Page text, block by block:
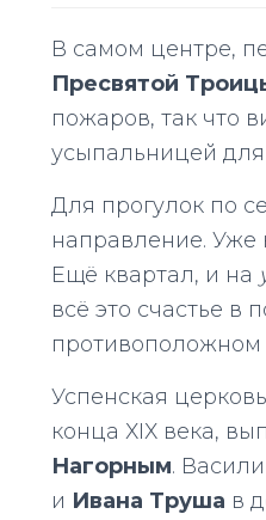
В самом центре,
Пресвятой
пожаров, так что
усыпальницей
Для прогулок по
направление. Уже
Ещё квартал, и на
всё это счастье в
противоположном
Успенская
конца ХІХ века,
Нагорным.
и Ивана Труша в